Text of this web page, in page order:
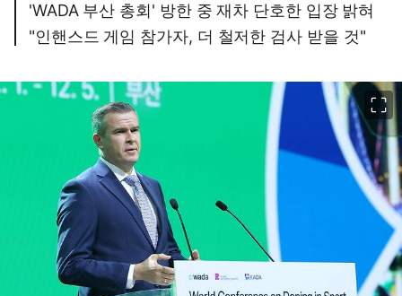
'WADA 부산 총회' 방한 중 재차 단호한 입장 밝혀
"인핸스드 게임 참가자, 더 철저한 검사 받을 것"